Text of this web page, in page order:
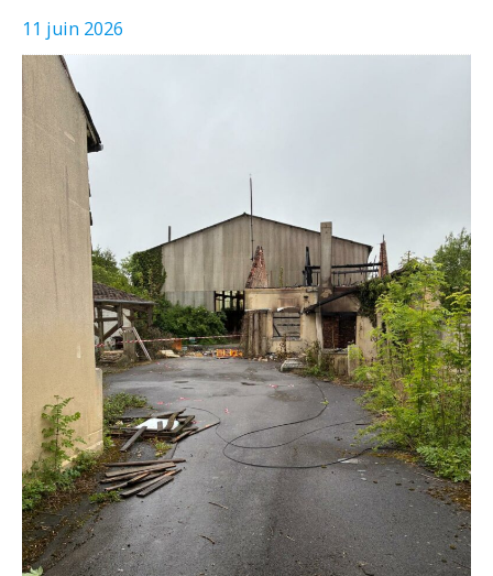
11 juin 2026